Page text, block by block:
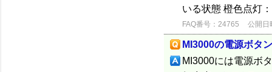
いる状態 橙色点灯
FAQ番号：24765 公開日
MI3000の電源ボタ
MI3000には電源ボ